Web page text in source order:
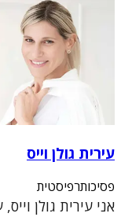
עירית גולן וייס
פסיכותרפיסטית
אני עירית גולן